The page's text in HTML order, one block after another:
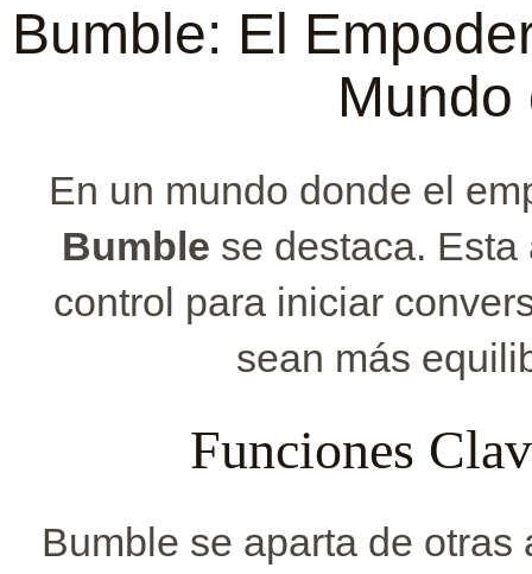
Bumble: El
Mundo
En un mundo donde el
Bumble se destaca.
control para iniciar
sean más
Funciones
Bumble se aparta de